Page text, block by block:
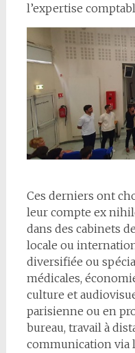
l’expertise
Ces derniers ont
leur compte ex
dans des cabinets
locale ou
diversifiée ou
médicales,
culture et
parisienne ou en
bureau, travail à
communication via